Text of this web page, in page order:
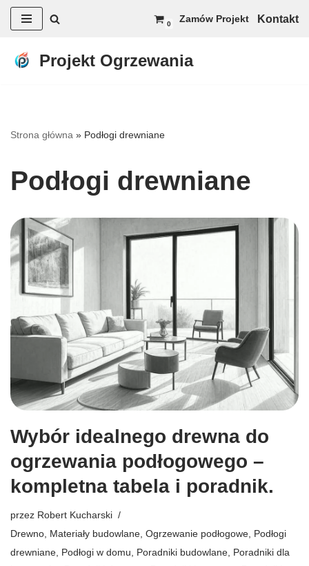
do
0 Zamów Projekt Kontakt
Projekt Ogrzewania
Strona główna » Podłogi drewniane
Podłogi drewniane
Wybór idealnego drewna do
ogrzewania podłogowego –
kompletna tabela i poradnik.
przez Robert Kucharski
Drewno Materiały budowlane Ogrzewanie podłogowe Podłogi
drewniane Podłogi w domu Poradniki budowlane Poradniki dla